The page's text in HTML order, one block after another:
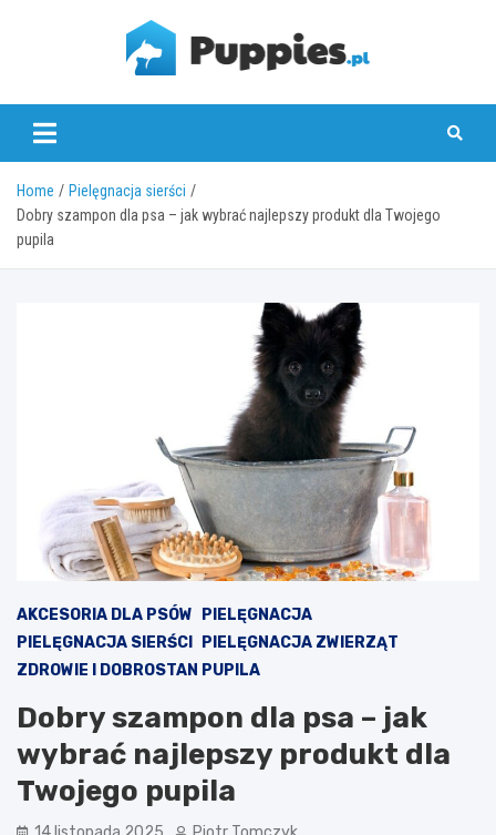
puppies.pl
Home
Pielęgnacja sierści
Dobry szampon dla psa – jak wybrać najlepszy produkt dla Twojego
pupila
AKCESORIA DLA PSÓW
PIELĘGNACJA
PIELĘGNACJA SIERŚCI
PIELĘGNACJA ZWIERZĄT
ZDROWIE I DOBROSTAN PUPILA
Dobry szampon dla psa – jak
wybrać najlepszy produkt dla
Twojego pupila